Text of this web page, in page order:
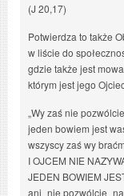
(J 20,17)
Potwierdza to także
w liście do
gdzie także jest
którym jest jego
„Wy zaś nie
jeden bowiem jest
wszyscy zaś wy
I OJCEM NIE
JEDEN BOWIEM
ani_nie